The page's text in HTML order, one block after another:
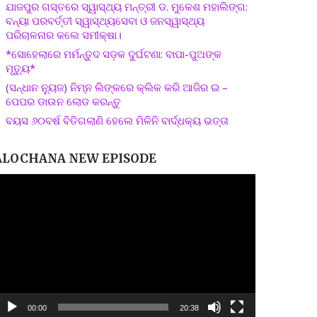
ଯାଜପୁର ଗସ୍ତରେ ସ୍ୱାସ୍ଥ୍ୟ ମନ୍ତ୍ରୀ ଡ. ମୁକେଶ ମହାଲିଙ୍ଗ:
ବନ୍ୟା ପରବର୍ତ୍ତୀ ସ୍ୱାସ୍ଥ୍ୟସେବା ଓ ଜନସ୍ୱାସ୍ଥ୍ୟ
ପରିଚାଳନାର କଲେ ସମୀକ୍ଷା।
*ସୋହେଲାରେ ମର୍ମନ୍ତୁଦ ସଡ଼କ ଦୁର୍ଘଟଣା: ବାପା-ପୁଅଙ୍କ
ମୃତ୍ୟୁ*
(ସନ୍ଧାନ ନ୍ୟୁଜ) ନିମ୍ନ ଲିଙ୍କରେ କ୍ଲିକ କରି ଆଜିର ଇ –
ପେପର ଡାଉନ ଲୋଡ କରନ୍ତୁ
ବୟସ ୬୦ବର୍ଷ ବିତିଗଲାଣି ହେଲେ ମିଳିନି ବାର୍ଦ୍ଧକ୍ୟ ଭତ୍ତା
NEW EPISODE
00:00 20:38